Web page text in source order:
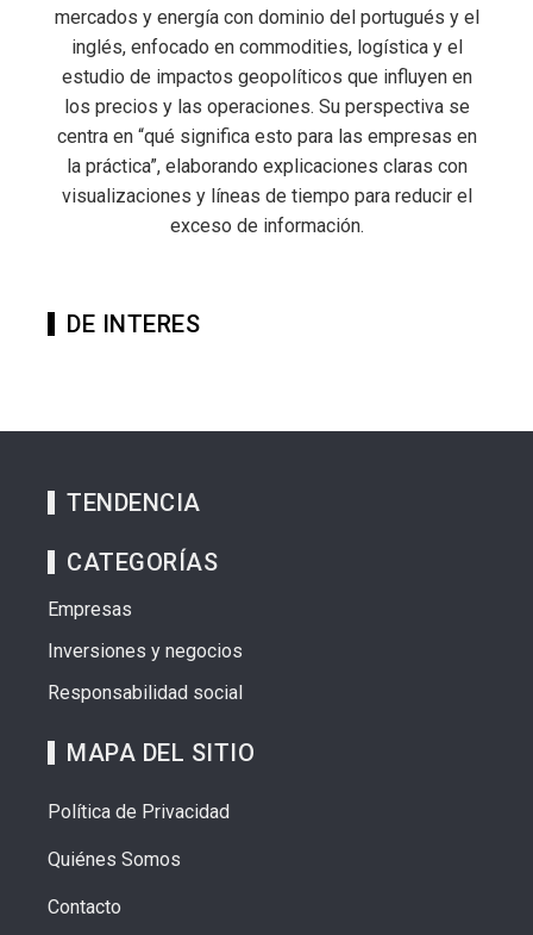
mercados y energía con dominio del portugués y el
inglés, enfocado en commodities, logística y el
estudio de impactos geopolíticos que influyen en
los precios y las operaciones. Su perspectiva se
centra en “qué significa esto para las empresas en
la práctica”, elaborando explicaciones claras con
visualizaciones y líneas de tiempo para reducir el
exceso de información.
DE INTERES
TENDENCIA
CATEGORÍAS
Empresas
Inversiones y negocios
Responsabilidad social
MAPA DEL SITIO
Política de Privacidad
Quiénes Somos
Contacto